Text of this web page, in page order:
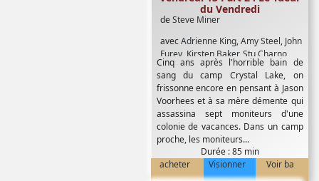
deSteve Miner
avecAdrienne King,Amy Steel, John
Furey, Kirsten Baker, Stu Charno
du Vendredi
Cinq ans après l'horrible bain de
sang du camp Crystal Lake, on
frissonne encore en pensant à Jason
Voorhees et à sa mère démente qui
assassina sept moniteurs d'une
colonie de vacances. Dans un camp
proche, les moniteurs...
Durée : 85 min
acheter
Visionner Voir ba